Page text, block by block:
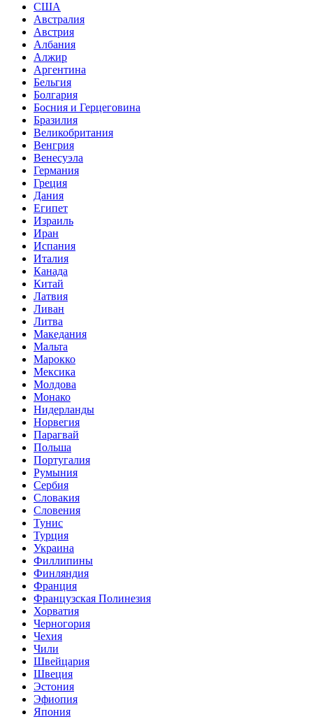
США
Австралия
Австрия
Албания
Алжир
Аргентина
Бельгия
Болгария
Босния и Герцеговина
Бразилия
Великобритания
Венгрия
Венесуэла
Германия
Греция
Дания
Египет
Израиль
Иран
Испания
Италия
Канада
Китай
Латвия
Ливан
Литва
Македания
Мальта
Марокко
Мексика
Молдова
Монако
Нидерланды
Норвегия
Парагвай
Польша
Португалия
Румыния
Сербия
Словакия
Словения
Тунис
Турция
Украина
Филлипины
Финляндия
Франция
Французская Полинезия
Хорватия
Черногория
Чехия
Чили
Швейцария
Швеция
Эстония
Эфиопия
Япония